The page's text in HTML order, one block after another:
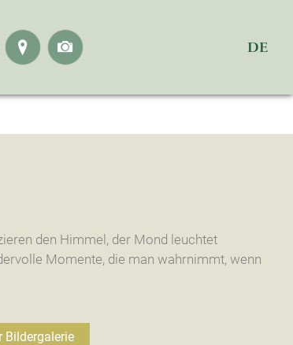
4767
info@laerchenhofnatur.at
Anreise DE
Öffnungszeiten
den Himmel, der Mond leuchtet
Momente, die man wahrnimmt, wenn
Bildergalerie